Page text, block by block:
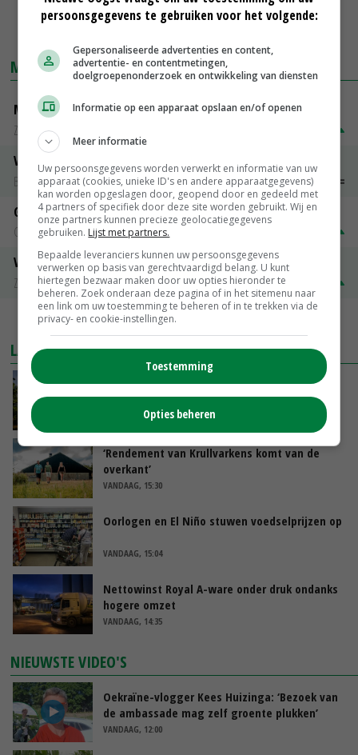
MARKTPRIJZEN
Magere melkpoeder
Zuivel NL
Vleeskuikens 2001-2600 gr
Barneveld
€ 1,09~ € 1,11
Gerst
Groningen
Volle melkpoeder
Zuivel NL
€ 345,00
MEER MARKTPRIJZEN
LAATSTE NIEUWS
Kamervragen over onttrekkingsverbod,
minister spreekt van ‘ondernemersrisico’
VANDAAG, 16:27
‘Rendement van Krullvarkens komt van de
overkant’
VANDAAG, 15:30
Oorlogen en El Niño stuwen voedselprijzen op
VANDAAG, 15:04
Nettowinst Royal A-ware onder druk ondanks
hogere omzet
VANDAAG, 14:35
NIEUWSTE VIDEO'S
Oekraïne-vlogger Kees Huizinga: ‘Bezoek van
de ambassade mag zelf groente plukken’
VANDAAG, 12:00
persoonsgegevens te gebruiken voor het volgende:
Gepersonaliseerde advertenties en content,
advertentie- en contentmetingen,
doelgroepenonderzoek en ontwikkeling van diensten
Informatie op een apparaat opslaan en/of openen
Meer informatie
Uw persoonsgegevens worden verwerkt en informatie van uw
apparaat (cookies, unieke ID's en andere apparaatgegevens)
kan worden opgeslagen door, geopend door en gedeeld met
4 partners of specifiek door deze site worden gebruikt. Wij en
onze partners kunnen precieze geolocatiegegevens
gebruiken. Lijst met partners.
Bepaalde leveranciers kunnen uw persoonsgegevens
verwerken op basis van gerechtvaardigd belang. U kunt
hiertegen bezwaar maken door uw opties hieronder te
beheren. Zoek onderaan deze pagina of in het sitemenu naar
een link om uw toestemming te beheren of in te trekken via de
privacy- en cookie-instellingen.
Toestemming
Opties beheren